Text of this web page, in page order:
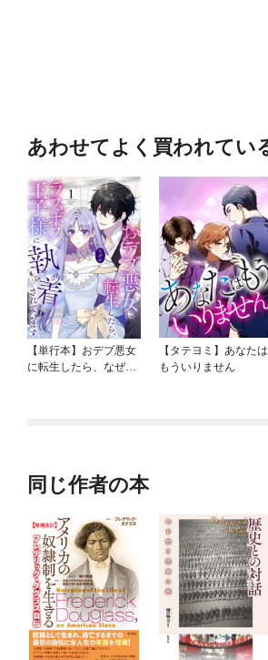
あわせてよく買われてい
【単行本】おデブ悪女
に転生したら、なぜか
【タテヨミ】あなたは
もういりません
同じ作者の本